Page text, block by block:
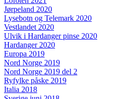
Jørpeland 2020
Lysebotn og Telemark 2020
Vestlandet 2020
Ulvik i Hardanger pinse 2020
Hardanger 2020
Europa 2019
Nord Norge 2019
Nord Norge 2019 del 2
Ryfylke påske 2019
Italia 2018